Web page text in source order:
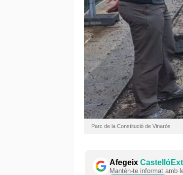
Parc de la Constitució de Vinaròs
Afegeix
Mantén-te informat amb